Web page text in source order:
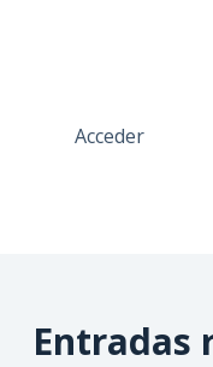
Acceder
Entradas